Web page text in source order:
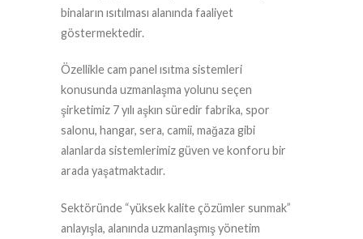
binaların ısıtılması alanında faaliyet
göstermektedir.
Özellikle cam panel ısıtma sistemleri
konusunda uzmanlaşma yolunu seçen
şirketimiz 7 yılı aşkın süredir fabrika, spor
salonu, hangar, sera, camii, mağaza gibi
alanlarda sistemlerimiz güven ve konforu bir
arada yaşatmaktadır.
Sektöründe “yüksek kalite çözümler sunmak”
anlayışla, alanında uzmanlaşmış yönetim